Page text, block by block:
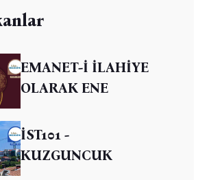
EMANET-İ İLAHİYE
OLARAK ENE
İST101 -
KUZGUNCUK